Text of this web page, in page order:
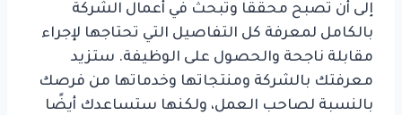
إلى أن تصبح محققًا وتبحث في أعمال الشركة
بالكامل لمعرفة كل التفاصيل التي تحتاجها لإجراء
مقابلة ناجحة والحصول على الوظيفة. ستزيد
معرفتك بالشركة ومنتجاتها وخدماتها من فرصك
بالنسبة لصاحب العمل، ولكنها ستساعدك أيضًا